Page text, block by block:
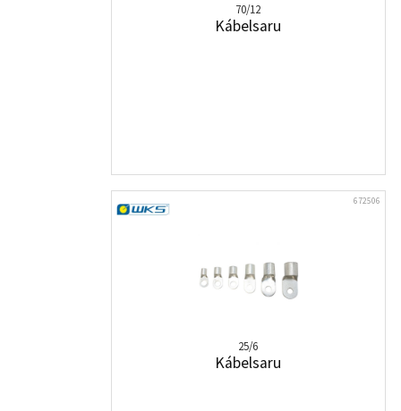
70/12
Kábelsaru
672506
25/6
Kábelsaru